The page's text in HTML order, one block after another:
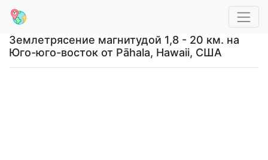
Землетрясение магнитудой 1,8 - 20 км. на
Юго-юго-восток от Pāhala, Hawaii, США